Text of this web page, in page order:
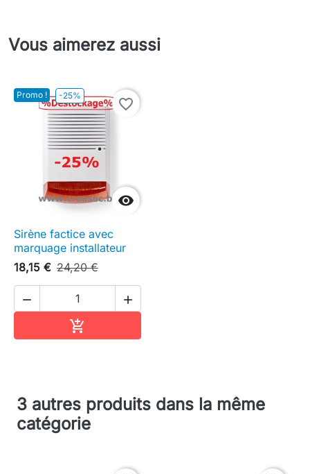
Vous aimerez aussi
Promo ! -25%

favorite_border
Sirène factice avec
marquage installateur
18,15 € 24,20 €
 

3 autres produits dans la même
catégorie